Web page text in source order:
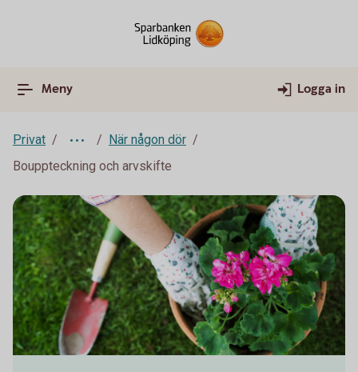
Meny Logga in
Privat
När någon dör
Bouppteckning och arvskifte